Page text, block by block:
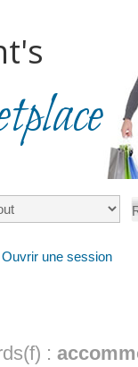
Ouvrir une session
: